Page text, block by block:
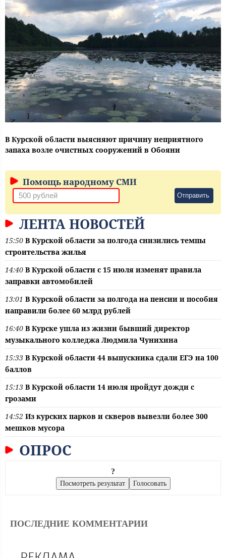
В Курской области выясняют причину неприятного
запаха возле очистных сооружений в Обояни
Помощь народному СМИ
Отправить
ЛЕНТА НОВОСТЕЙ
15:50 В Курской области за полгода снизились темпы
строительства жилья
14:40 В Курской области с 15 июля изменят правила
заправки автомобилей
13:01 В Курской области за полгода на пенсии и пособия
направили более 60 млрд рублей
16:40 В Курске ушла из жизни бывший директор
музыкального колледжа Людмила Чунихина
15:33 В Курской области 44 выпускника сдали ЕГЭ на 100
баллов
15:13 В Курской области 14 июля пройдут дожди с
грозами
14:52 Из курских парков и скверов вывезли более 300
мешков мусора
ОПРОС
?
ПОСЛЕДНИЕ КОММЕНТАРИИ